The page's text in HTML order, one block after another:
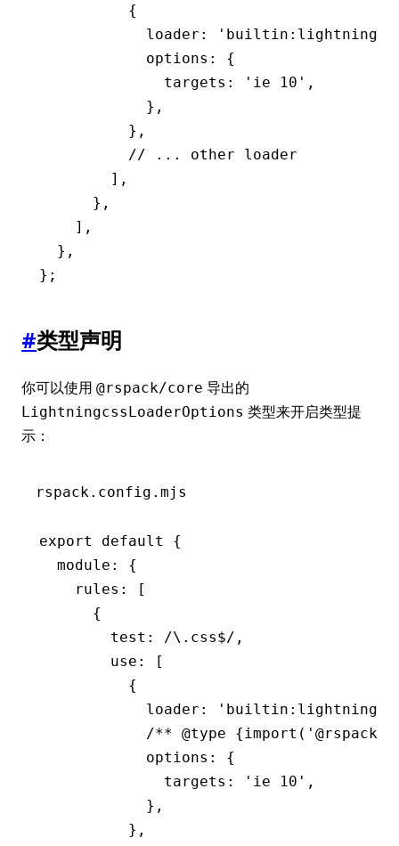
          {
            loader
:
            options
:
{
              targets
: 'ie 10' ,
            }
,
          }
,
          // ... other loader
        ]
,
      }
,
    ]
,
  }
,
};
#类型声明
你可以使用 @rspack/core 导出的
LightningcssLoaderOptions 类型来开启类型提
示：
rspack.config.mjs
export default
{
  module
:
{
    rules
:
[
      {
        test
: /\.css$/ ,
        use
:
[
          {
            loader
:
            /**
@type {import('@rspack/
            options
:
{
              targets
: 'ie 10' ,
            }
,
          }
,